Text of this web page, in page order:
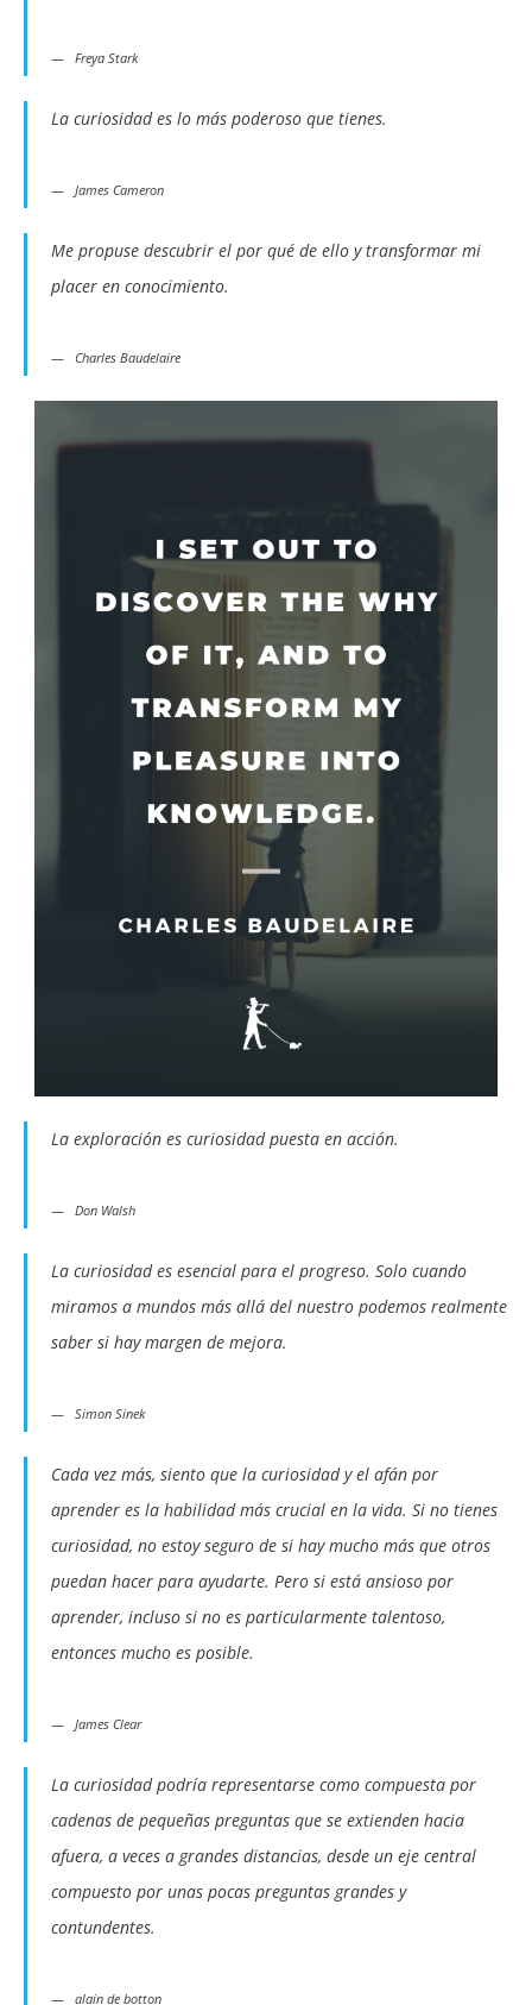
Freya Stark
La curiosidad es lo más poderoso que tienes.
James Cameron
Me propuse descubrir el por qué de ello y transformar mi
placer en conocimiento.
Charles Baudelaire
La exploración es curiosidad puesta en acción.
Don Walsh
La curiosidad es esencial para el progreso. Solo cuando
miramos a mundos más allá del nuestro podemos realmente
saber si hay margen de mejora.
Simon Sinek
Cada vez más, siento que la curiosidad y el afán por
aprender es la habilidad más crucial en la vida. Si no tienes
curiosidad, no estoy seguro de si hay mucho más que otros
puedan hacer para ayudarte. Pero si está ansioso por
aprender, incluso si no es particularmente talentoso,
entonces mucho es posible.
James Clear
La curiosidad podría representarse como compuesta por
cadenas de pequeñas preguntas que se extienden hacia
afuera, a veces a grandes distancias, desde un eje central
compuesto por unas pocas preguntas grandes y
contundentes.
alain de botton